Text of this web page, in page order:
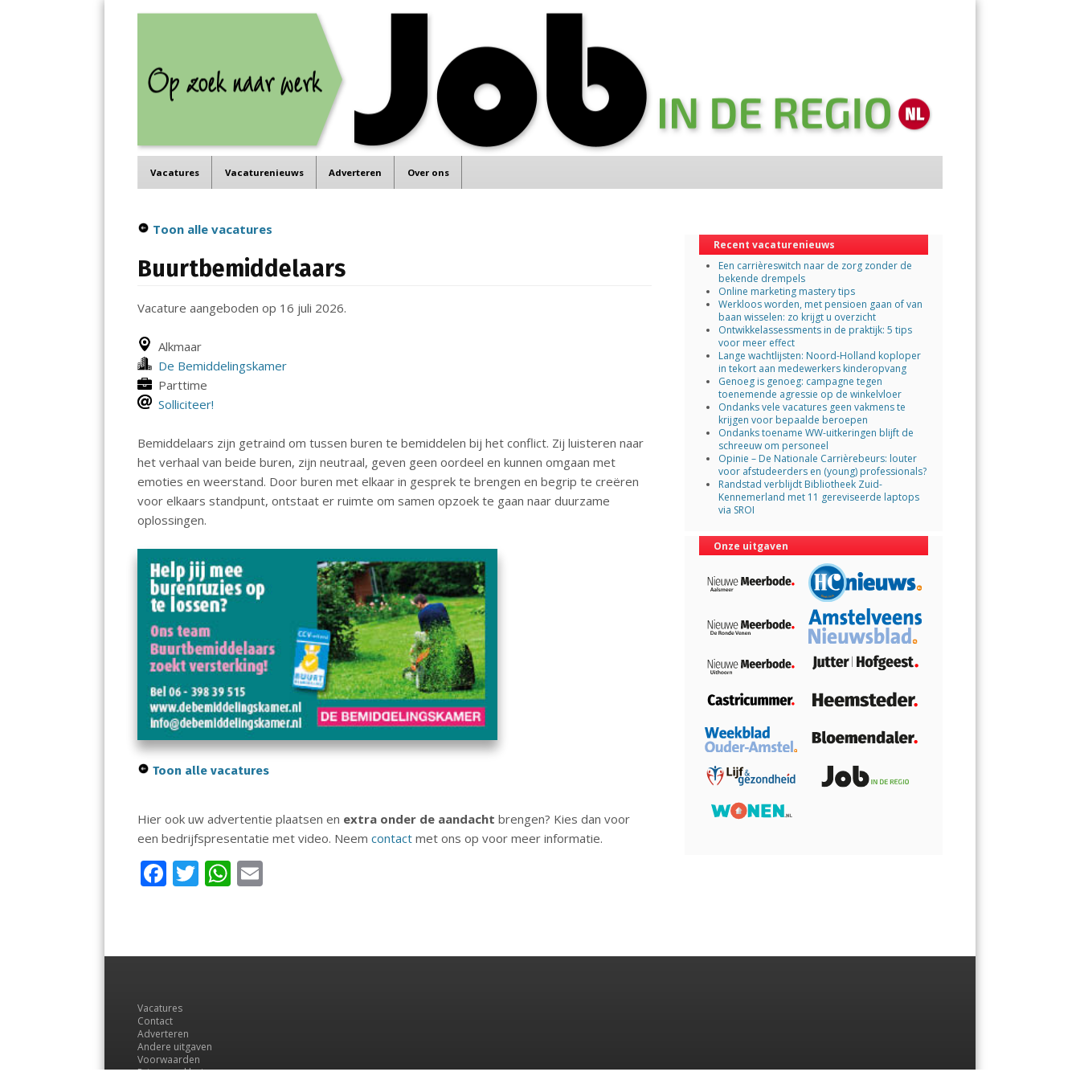
Menu
Vacatures Vacaturenieuws Adverteren Over ons
Toon alle vacatures
Buurtbemiddelaars
Vacature aangeboden op 16 juli 2026.
Alkmaar
De Bemiddelingskamer
Parttime
Solliciteer!
Bemiddelaars zijn getraind om tussen buren te bemiddelen bij het conflict. Zij luisteren naar
het verhaal van beide buren, zijn neutraal, geven geen oordeel en kunnen omgaan met
emoties en weerstand. Door buren met elkaar in gesprek te brengen en begrip te creëren
voor elkaars standpunt, ontstaat er ruimte om samen opzoek te gaan naar duurzame
oplossingen.
Toon alle vacatures
Hier ook uw advertentie plaatsen en extra onder de aandacht brengen? Kies dan voor
een bedrijfspresentatie met video. Neemcontact met ons op voor meer informatie.
F
b
o
k
T
er
W
s l
Recent vacaturenieuws
Een carrièreswitch naar de zorg zonder de
bekende drempels
Online marketing mastery tips
Werkloos worden, met pensioen gaan of van
baan wisselen: zo krijgt u overzicht
Ontwikkelassessments in de praktijk: 5 tips
voor meer effect
Lange wachtlijsten: Noord-Holland koploper
in tekort aan medewerkers kinderopvang
Genoeg is genoeg: campagne tegen
toenemende agressie op de winkelvloer
Ondanks vele vacatures geen vakmens te
krijgen voor bepaalde beroepen
Ondanks toename WW-uitkeringen blijft de
schreeuw om personeel
Opinie – De Nationale Carrièrebeurs: louter
voor afstudeerders en (young) professionals?
Randstad verblijdt Bibliotheek Zuid-
Kennemerland met 11 gereviseerde laptops
via SROI
Onze uitgaven
Vacatures
Contact
Adverteren
Andere uitgaven
Voorwaarden
Privacyverklaring